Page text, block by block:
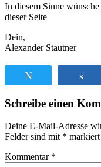
In diesem Sinne
dieser Seite
Dein,
Alexander Stautner
Schreibe einen
Deine E-Mail-Adresse
Felder sind mit * markiert
Kommentar *